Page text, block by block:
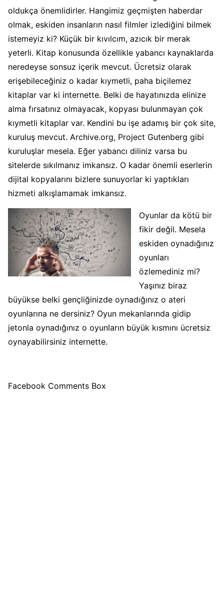
oldukça önemlidirler. Hangimiz geçmişten haberdar
olmak, eskiden insanların nasıl filmler izlediğini bilmek
istemeyiz ki? Küçük bir kıvılcım, azıcık bir merak
yeterli. Kitap konusunda özellikle yabancı kaynaklarda
neredeyse sonsuz içerik mevcut. Ücretsiz olarak
erişebileceğiniz o kadar kıymetli, paha biçilemez
kitaplar var ki internette. Belki de hayatınızda elinize
alma fırsatınız olmayacak, kopyası bulunmayan çok
kıymetli kitaplar var. Kendini bu işe adamış bir çok site,
kuruluş mevcut. Archive.org, Project Gutenberg gibi
kuruluşlar mesela. Eğer yabancı diliniz varsa bu
sitelerde sıkılmanız imkansız. O kadar önemli eserlerin
dijital kopyalarını bizlere sunuyorlar ki yaptıkları
hizmeti alkışlamamak imkansız.
Oyunlar da kötü bir
fikir değil. Mesela
eskiden oynadığınız
oyunları
özlemediniz mi?
Yaşınız biraz
büyükse belki gençliğinizde oynadığınız o ateri
oyunlarına ne dersiniz? Oyun mekanlarında gidip
jetonla oynadığınız o oyunların büyük kısmını ücretsiz
oynayabilirsiniz internette.
Facebook Comments Box